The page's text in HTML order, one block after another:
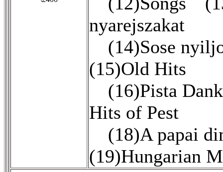
nyarejszakat
(14)Sose
(15)Old Hits
(16)Pista
Hits of Pest
(18)A papai
(19)Hungarian